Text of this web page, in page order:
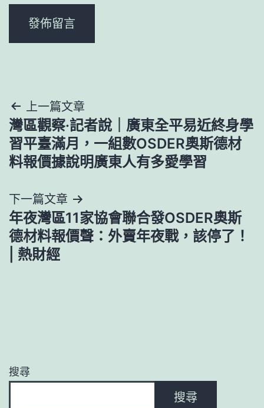
文
章
導
覽
上一篇文章
灣區觀察·記者說｜廣東全平易近終身學
習平臺滿月，一組數OSDER奧斯德材
料報價據說明廣東人有多愛學習
下一篇文章
年夜灣區11家協會聯合發OSDER奧斯
德材料報價聲：外賣年夜戰，該停了！
| 熱財經
搜尋
搜尋